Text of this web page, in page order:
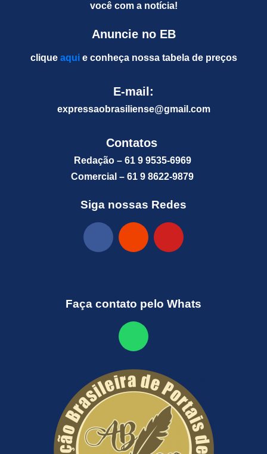
você com a notícia!
Anuncie no EB
clique aquie conheça nossa tabela de preços
E-mail:
expressaobrasiliense@gmail.com
Contatos
Redação – 61 9 9535-6969
Comercial – 61 9 8622-9879
Siga nossas Redes
Faça contato pelo Whats